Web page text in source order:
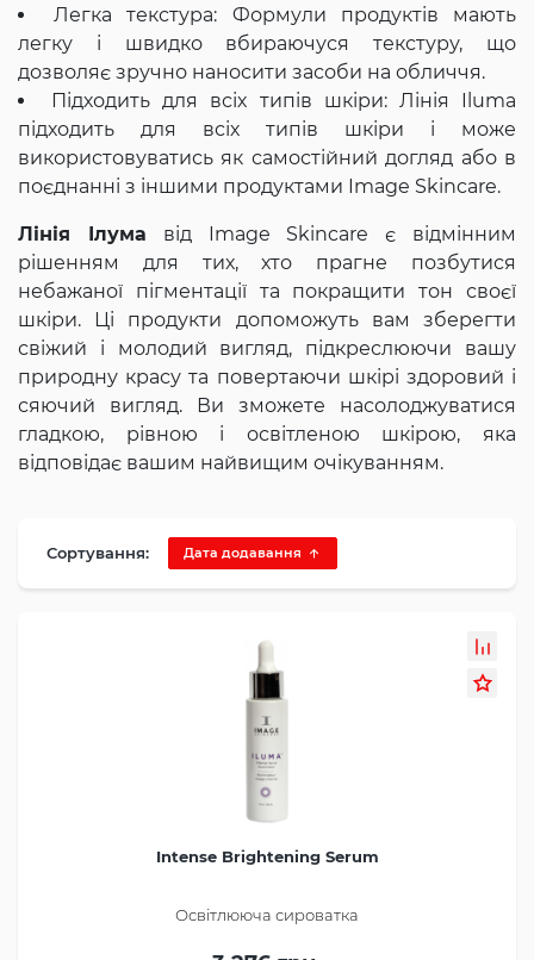
Легка текстура: Формули продуктів мають
легку і швидко вбираючуся текстуру, що
дозволяє зручно наносити засоби на обличчя.
Підходить для всіх типів шкіри: Лінія Iluma
підходить для всіх типів шкіри і може
використовуватись як самостійний догляд або в
поєднанні з іншими продуктами Image Skincare.
Лінія Ілума від Image Skincare є відмінним
рішенням для тих, хто прагне позбутися
небажаної пігментації та покращити тон своєї
шкіри. Ці продукти допоможуть вам зберегти
свіжий і молодий вигляд, підкреслюючи вашу
природну красу та повертаючи шкірі здоровий і
сяючий вигляд. Ви зможете насолоджуватися
гладкою, рівною і освітленою шкірою, яка
відповідає вашим найвищим очікуванням.
Сортування: Дата додавання
Intense Brightening Serum
Освітлююча сироватка